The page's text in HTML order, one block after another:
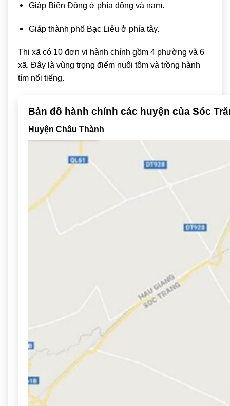
Giáp Biển Đông ở phía đông và nam.
Giáp thành phố Bạc Liêu ở phía tây.
Thị xã có 10 đơn vị hành chính gồm 4 phường và 6
xã. Đây là vùng trọng điểm nuôi tôm và trồng hành
tím nổi tiếng.
Bản đồ hành chính các huyện của Sóc
Huyện Châu Thành